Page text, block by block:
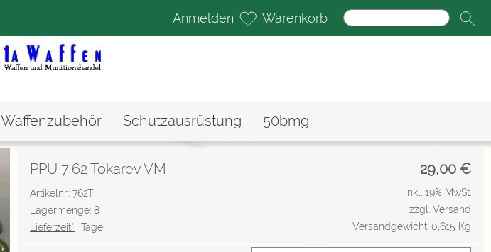
Anmelden Warenkorb
Waffenzubehör Schutzausrüstung 50bmg
29,00 €
PPU 7,62 Tokarev VM
Artikelnr.: 762T
Lagermenge: 8
Lieferzeit*: Tage
inkl. 19% MwSt.
zzgl. Versand
Versandgewicht: 0,615 Kg